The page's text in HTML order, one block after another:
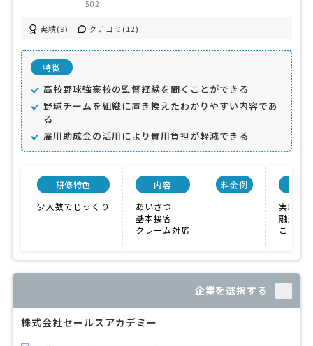
502
実績(9) クチコミ(12)
特徴
高校野球強豪校の監督経験を聞くことができる
野球チームを組織に置き換えたわかりやすい内容であ
る
雇用助成金の活用により費用負担が軽減できる
研修特色
少人数でじっくり
内容
あいさつ
基本接客
クレーム対応
料金例
実績が
融通が
こまめ
企業を選択する
株式会社セールスアカデミー